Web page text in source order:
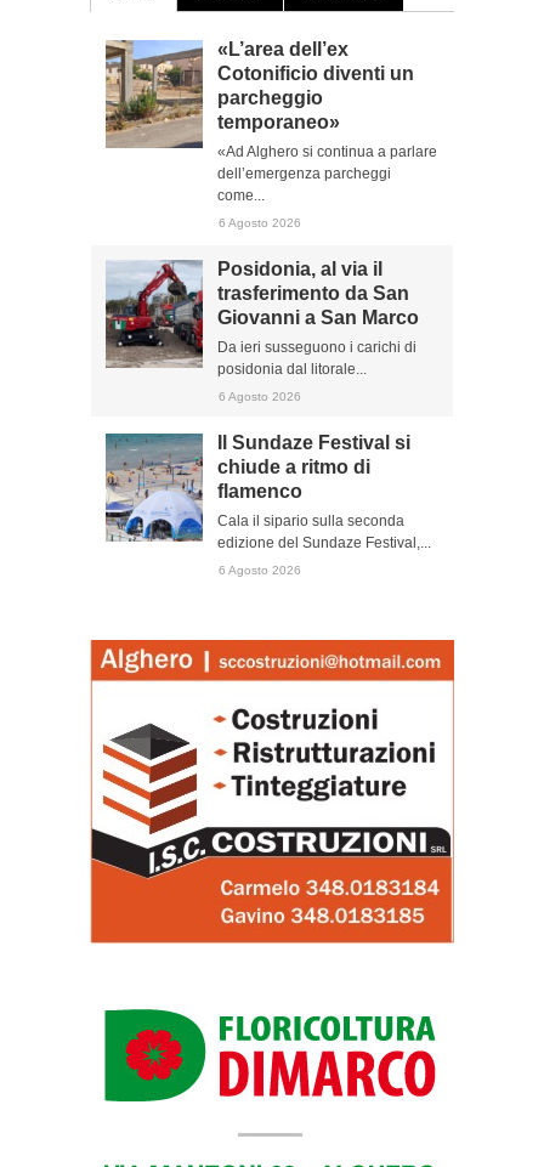
«L’area dell’ex
Cotonificio diventi un
parcheggio
temporaneo»
«Ad Alghero si continua a parlare
dell’emergenza parcheggi
come...
6 Agosto 2026
Posidonia, al via il
trasferimento da San
Giovanni a San Marco
Da ieri susseguono i carichi di
posidonia dal litorale...
6 Agosto 2026
Il Sundaze Festival si
chiude a ritmo di
flamenco
Cala il sipario sulla seconda
edizione del Sundaze Festival,...
6 Agosto 2026